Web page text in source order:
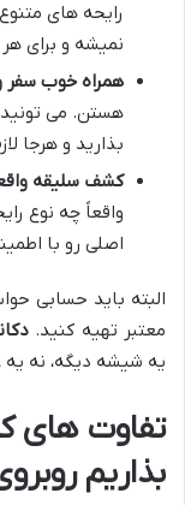
رایحه های
نمیشه و برای
همراه خوب سفر
هستن. می
بذارید و هرجا
کشف سلیقه
واقعاً چه نوع
اصلی رو با
البته باید حسابی
معتبر تهیه کنید.
یه شیشه دیگه، نه یه
تفاوت های
بذاریم